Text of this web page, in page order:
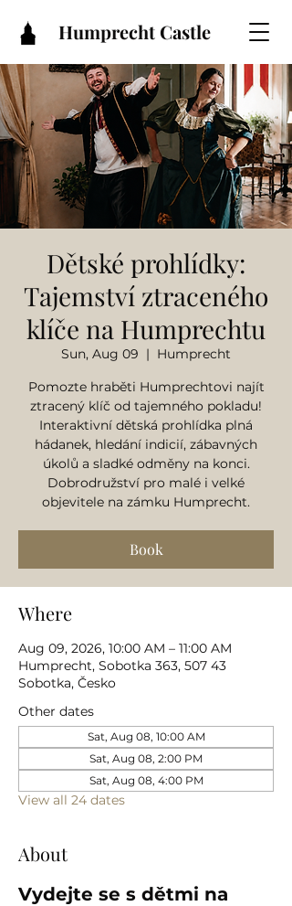
Humprecht Castle
Dětské prohlídky:
Tajemství ztraceného
klíče na Humprechtu
Sun, Aug 09
  |
Humprecht
Pomozte hraběti Humprechtovi najít
ztracený klíč od tajemného pokladu!
Interaktivní dětská prohlídka plná
hádanek, hledání indicií, zábavných
úkolů a sladké odměny na konci.
Dobrodružství pro malé i velké
objevitele na zámku Humprecht.
Book
Where
Aug 09, 2026, 10:00 AM – 11:00 AM
Humprecht, Sobotka 363, 507 43
Sobotka, Česko
Other dates
Sat, Aug 08, 10:00 AM
Sat, Aug 08, 2:00 PM
Sat, Aug 08, 4:00 PM
View all 24 dates
About
Vydejte se s dětmi na